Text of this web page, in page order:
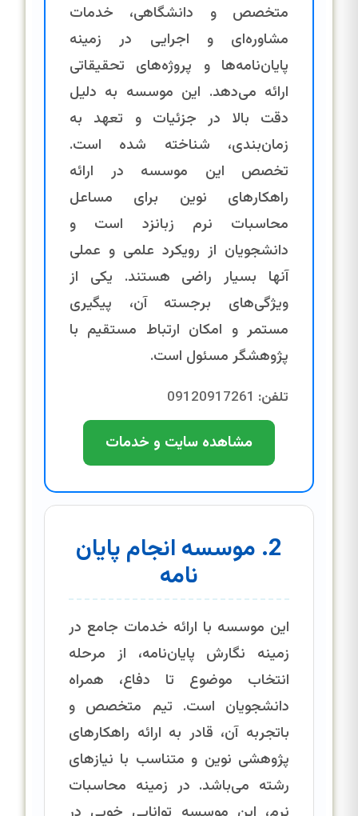
متخصص و دانشگاهی، خدمات
مشاوره‌ای و اجرایی در زمینه
پایان‌نامه‌ها و پروژه‌های تحقیقاتی
ارائه می‌دهد. این موسسه به دلیل
دقت بالا در جزئیات و تعهد به
زمان‌بندی، شناخته شده است.
تخصص این موسسه در ارائه
راهکارهای نوین برای مساعل
محاسبات نرم زبانزد است و
دانشجویان از رویکرد علمی و عملی
آنها بسیار راضی هستند. یکی از
ویژگی‌های برجسته آن، پیگیری
مستمر و امکان ارتباط مستقیم با
پژوهشگر مسئول است.
تلفن:
مشاهده سایت و خدمات
2. موسسه انجام پایان
نامه
این موسسه با ارائه خدمات جامع در
زمینه نگارش پایان‌نامه، از مرحله
انتخاب موضوع تا دفاع، همراه
دانشجویان است. تیم متخصص و
باتجربه آن، قادر به ارائه راهکارهای
پژوهشی نوین و متناسب با نیازهای
رشته می‌باشد. در زمینه محاسبات